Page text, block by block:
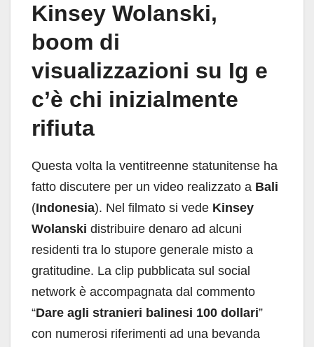
Kinsey Wolanski,
boom di
visualizzazioni su Ig e
c’è chi inizialmente
rifiuta
Questa volta la ventitreenne statunitense ha
fatto discutere per un video realizzato a Bali
(Indonesia). Nel filmato si vede Kinsey
Wolanski distribuire denaro ad alcuni
residenti tra lo stupore generale misto a
gratitudine. La clip pubblicata sul social
network è accompagnata dal commento
“Dare agli stranieri balinesi 100 dollari”
con numerosi riferimenti ad una bevanda